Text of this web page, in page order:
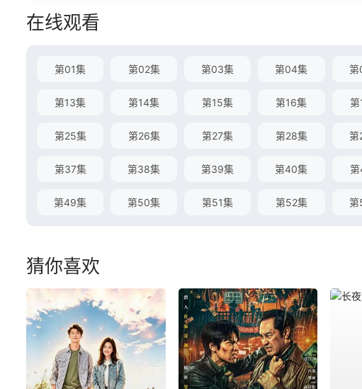
在线观看
第01集 第02集 第03集 第04集
第13集 第14集 第15集 第16集
第25集 第26集 第27集 第28集 第
第37集 第38集 第39集 第40集
第49集 第50集 第51集 第52集
猜你喜欢